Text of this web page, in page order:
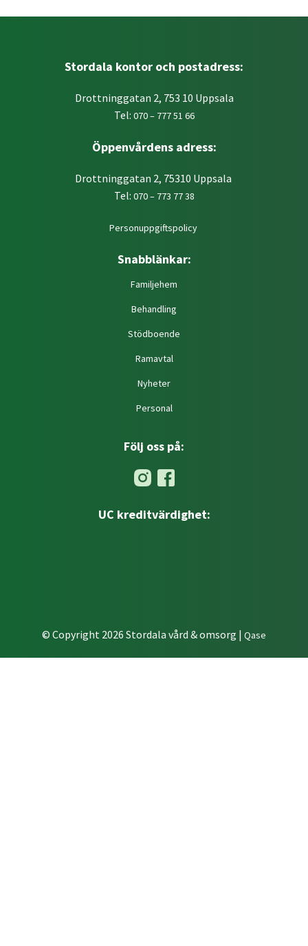
Stordala kontor och postadress:
Drottninggatan 2, 753 10 Uppsala
Tel: 070 – 777 51 66
Öppenvårdens adress:
Drottninggatan 2, 75310 Uppsala
Tel: 070 – 773 77 38
Personuppgiftspolicy
Snabblänkar:
Familjehem
Behandling
Stödboende
Ramavtal
Nyheter
Personal
Följ oss på:
UC kreditvärdighet:
© Copyright 2026 Stordala vård & omsorg | Qase